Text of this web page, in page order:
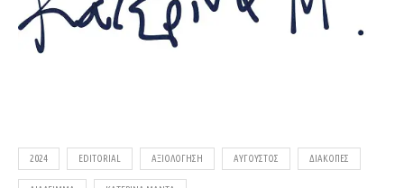
2024 EDITORIAL ΑΞΙΟΛΌΓΗΣΗ ΑΎΓΟΥΣΤΟΣ ΔΙΑΚΟΠΈΣ